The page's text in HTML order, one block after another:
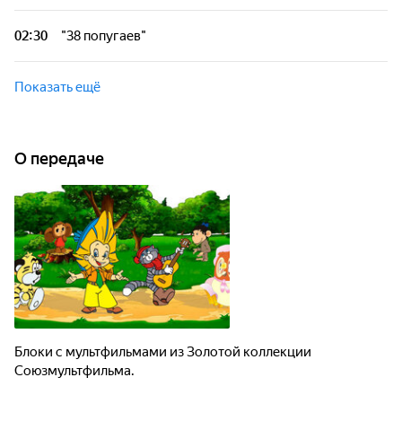
Блоки с мультфильмами из Золотой коллекции
02:30 "38 попугаев"
Блоки с мультфильмами из Золотой коллекции
Союзмультфильма.
Показать ещё
О передаче
Блоки с мультфильмами из Золотой коллекции
Союзмультфильма.